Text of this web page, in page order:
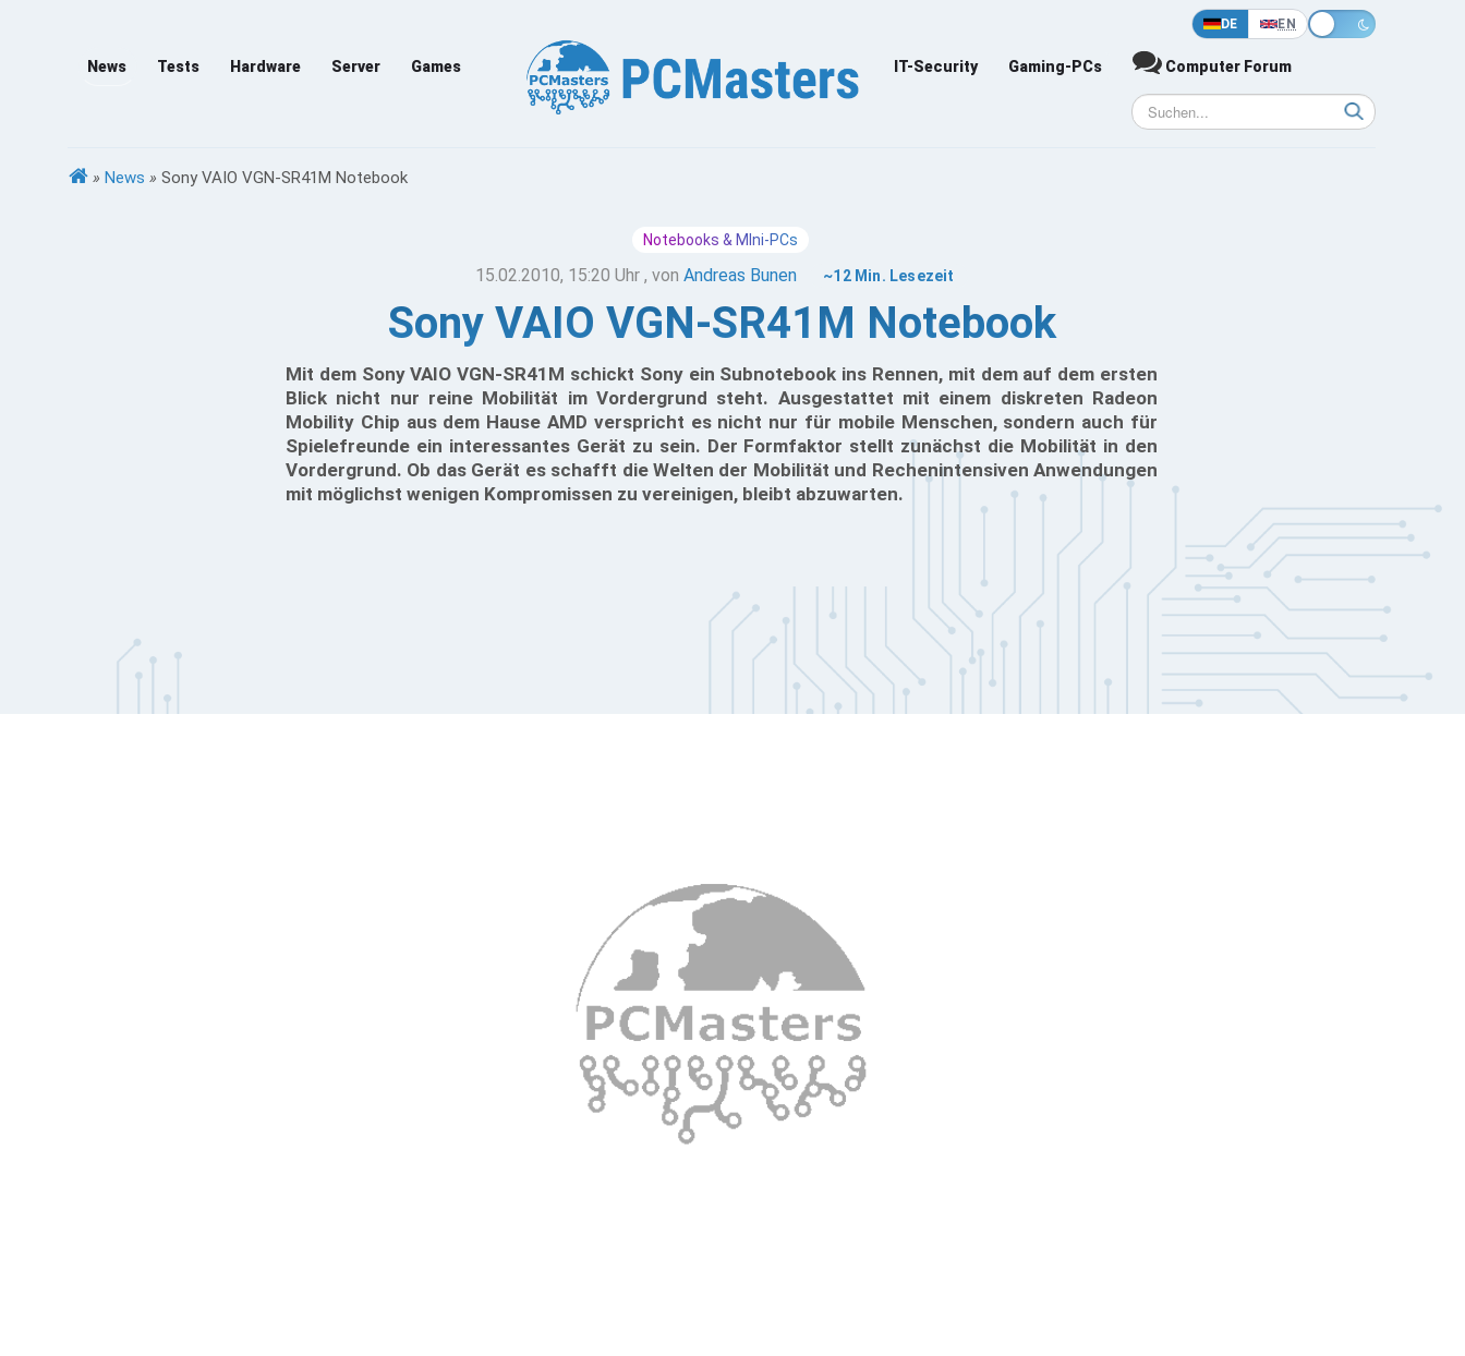
DE EN
News Tests Hardware Server Games IT-Security Gaming-PCs Computer Forum
» News » Sony VAIO VGN-SR41M Notebook
Notebooks & MIni-PCs
15.02.2010, 15:20 Uhr , vonAndreas Bunen ~12 Min. Lesezeit
Sony VAIO VGN-SR41M Notebook
Mit dem Sony VAIO VGN-SR41M schickt Sony ein Subnotebook ins Rennen, mit dem auf dem ersten
Blick nicht nur reine Mobilität im Vordergrund steht. Ausgestattet mit einem diskreten Radeon
Mobility Chip aus dem Hause AMD verspricht es nicht nur für mobile Menschen, sondern auch für
Spielefreunde ein interessantes Gerät zu sein. Der Formfaktor stellt zunächst die Mobilität in den
Vordergrund. Ob das Gerät es schafft die Welten der Mobilität und Rechenintensiven Anwendungen
mit möglichst wenigen Kompromissen zu vereinigen, bleibt abzuwarten.